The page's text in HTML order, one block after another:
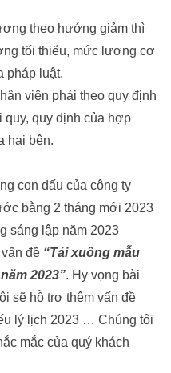
theo hướng giảm thì
tối thiểu, mức lương cơ
pháp luật.
viên phải theo quy định
quy, quy định của hợp
hai bên.
con dấu của công ty
bằng 2 tháng mới 2023
sáng lập năm 2023
đề “Tải xuống mẫu
2023”. Hy vọng bài
sẽ hỗ trợ thêm vấn đề
lý lịch 2023 … Chúng tôi
mắc của quý khách